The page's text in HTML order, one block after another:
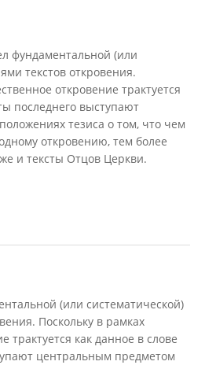
фундаментальной (или
текстов откровения.
откровение трактуется
последнего выступают
тезиса о том, что чем
откровению, тем более
и тексты Отцов Церкви.
(или систематической)
Поскольку в рамках
трактуется как данное в слове
центральным предметом